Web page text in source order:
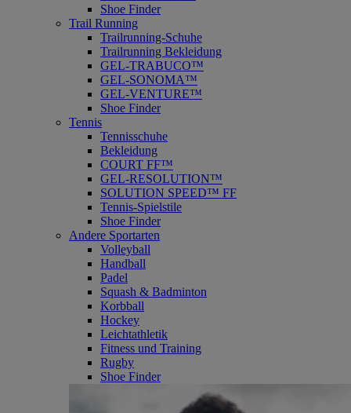
Shoe Finder
Trail Running
Trailrunning-Schuhe
Trailrunning Bekleidung
GEL-TRABUCO™
GEL-SONOMA™
GEL-VENTURE™
Shoe Finder
Tennis
Tennisschuhe
Bekleidung
COURT FF™
GEL-RESOLUTION™
SOLUTION SPEED™ FF
Tennis-Spielstile
Shoe Finder
Andere Sportarten
Volleyball
Handball
Padel
Squash & Badminton
Korbball
Hockey
Leichtathletik
Fitness und Training
Rugby
Shoe Finder